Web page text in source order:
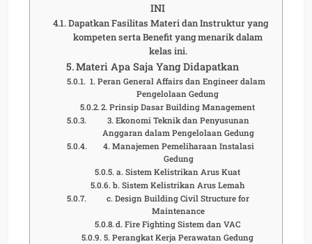
INI
Dapatkan Fasilitas Materi dan Instruktur yang
kompeten serta Benefit yang menarik dalam
kelas ini.
Materi Apa Saja Yang Didapatkan
1. Peran General Affairs dan Engineer dalam
Pengelolaan Gedung
2. Prinsip Dasar Building Management
3. Ekonomi Teknik dan Penyusunan
Anggaran dalam Pengelolaan Gedung
4. Manajemen Pemeliharaan Instalasi
Gedung
a. Sistem Kelistrikan Arus Kuat
b. Sistem Kelistrikan Arus Lemah
c. Design Building Civil Structure for
Maintenance
d. Fire Fighting Sistem dan VAC
5. Perangkat Kerja Perawatan Gedung